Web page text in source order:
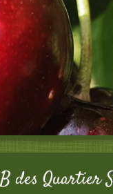
des Quartier